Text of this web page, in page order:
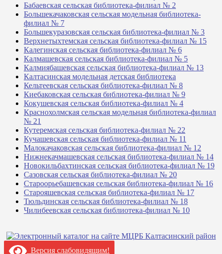
Бабаевская сельская библиотека-филиал № 2
Большекачаковская сельская модельная библиотека-
филиал № 7
Большекуразовская сельская библиотека-филиал № 3
Верхнетыхтемская сельская библиотека-филиал № 15
Калегинская сельская библиотека-филиал № 6
Калмашевская сельская библиотека-филиал № 5
Калмиябашевская сельская библиотека-филиал № 13
Калтасинская модельная детская библиотека
Кельтеевская сельская библиотека-филиал № 8
Киебаковская сельская библиотека-филиал № 9
Кокушевская сельская библиотека-филиал № 4
Краснохолмская сельская модельная библиотека-филиал
№ 21
Кутеремская сельская библиотека-филиал № 22
Кучашевская сельская библиотека-филиал № 11
Малокачаковская сельская библиотека-филиал № 12
Нижнекачмашевская сельская библиотека-филиал № 14
Новокильбахтинская сельская библиотека-филиал № 19
Сазовская сельская библиотека-филиал № 20
Староорьебашевская сельская библиотека-филиал № 16
Старояшевская сельская библиотека-филиал № 17
Тюльдинская сельская библиотека-филиал № 18
Чилибеевская сельская библиотека-филиал № 10
Версия слабовидящим!